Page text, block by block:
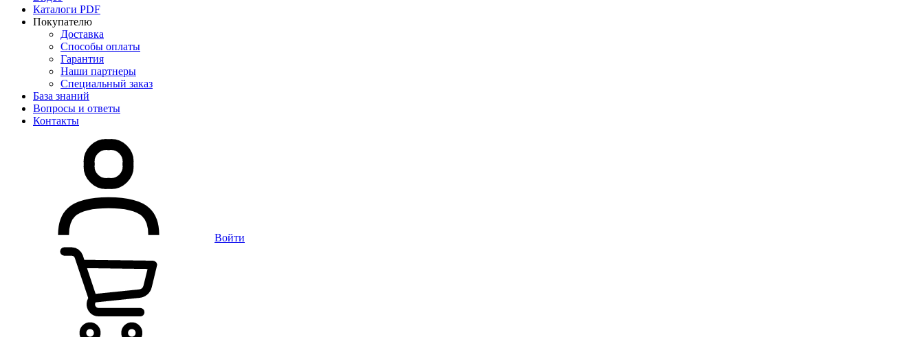
Каталоги PDF
Покупателю
Доставка
Способы оплаты
Гарантия
Наши партнеры
Специальный заказ
База знаний
Вопросы и ответы
Контакты
Войти